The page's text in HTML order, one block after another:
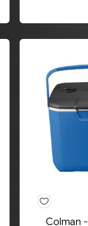
צידנית 28 ליטר - Colman